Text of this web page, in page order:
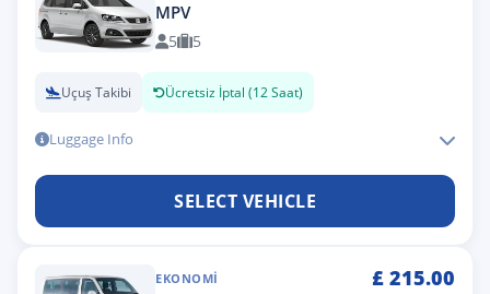
MPV
5 5
Uçuş Takibi Ücretsiz İptal (12 Saat)
Luggage Info
SELECT VEHICLE
EKONOMI £ 215.00